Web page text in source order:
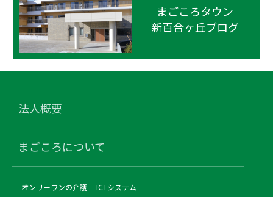
まごころタウン
新百合ヶ丘ブログ
法人概要
まごころについて
オンリーワンの介護 ICTシステム